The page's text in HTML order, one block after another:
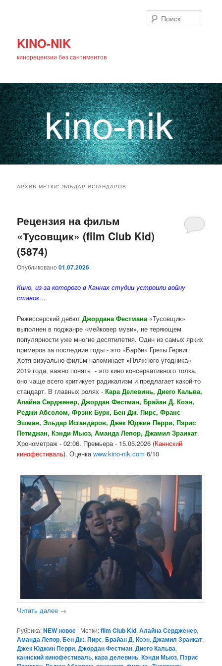
KINO-NIK
кинорецензии без сантиментов
основному
содержимому
дополнительному
содержимому
АРХИВ МЕТКИ:ЭЛЬДАР ИСГАНДАРОВ
Рецензия на фильм
«Тусовщик» (film Club Kid)
(5874)
Опубликовано01.07.2026
Кино, из-за которого в Каннах студии устроили войну
ставок…
Режиссерский дебютДжордана Фестмана«Тусовщик»
выполнен в поджанре «мейковер муви», не теряющем
популярности уже многие десятилетия. Один из самых ярких
примеров за последние годы - это «Барби» Греты Гервиг.
Хотя визуально фильм напоминает «Пляжного угодника»
2019 года, важно понять - это кино консервативного толка,
оно чаще всего критикует радикализм и предлагает какой-то
стандарт. В главных ролях -Кара Делевинь, Диего Кальва,
Алайна Сердженер, Джордан Фестман, Брайан Д. Коэн,
Реджи Абсолом, Фрэнк Бурк, Бен Дж. Пирс, Франс
Эшман, Эльдар Исгандаров, Джек Юджин Перри, Пэрис
Петиджан, Кэнди Мьюз, Аманда Лепор, Джамил Зраикат.
Хронометраж - 02:06. Премьера - 15.05.2026 (Каннский
кинофестиваль). Оценкаwww.kino-nik.com 6/10
Читать далее →
Рубрика:NEW новое | Метки:film Club Kid,Алайна Сердженер,
Аманда Лепор,Бен Дж. Пирс,Брайан Д. Коэн,Джамил Зраикат,
Джек Юджин Перри,Джордан Фестман,Диего Кальва,
каннский кинофестиваль,кара делевинь,Кэнди Мьюз,Пэрис